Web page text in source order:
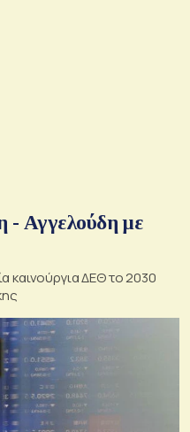
- Αγγελούδη με
καινούργια ΔΕΘ το 2030